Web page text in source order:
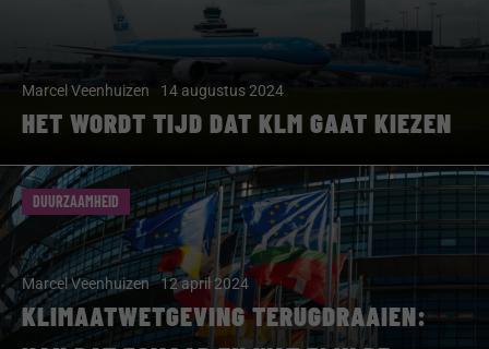
Marcel Veenhuizen 14 augustus 2024
HET WORDT TIJD DAT KLM GAAT KIEZEN
DUURZAAMHEID
Marcel Veenhuizen 12 april 2024
KLIMAATWETGEVING TERUGDRAAIEN: